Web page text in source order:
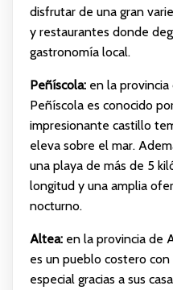
disfrutar de una gran
y restaurantes donde
gastronomía local.
Peñíscola:en la provincia
Peñíscola es conocido
impresionante castillo
eleva sobre el mar.
una playa de más de 5
longitud y una amplia
nocturno.
Altea:en la provincia de
es un pueblo costero
especial gracias a sus